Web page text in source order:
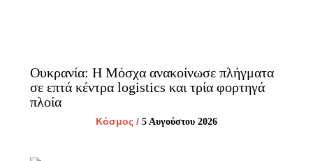
Ουκρανία: Η Μόσχα ανακοίνωσε πλήγματα
σε επτά κέντρα logistics και τρία φορτηγά
πλοία
Κόσμος / 5 Αυγούστου 2026